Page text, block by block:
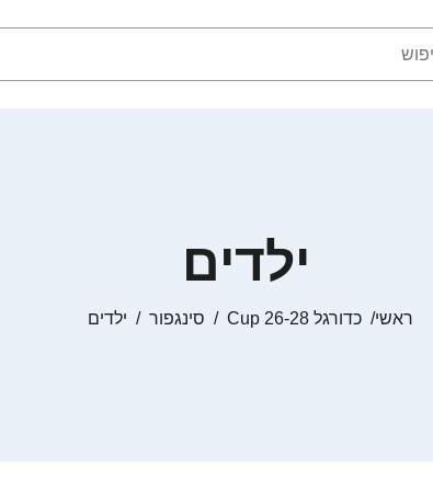
ילדים
ראשי כדורגל Cup 26-28 סינגפור ילדים